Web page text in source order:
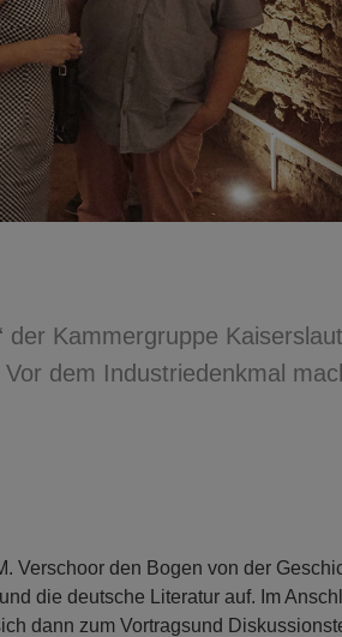
der Kammergruppe
dem Industriedenkmal
Verschoor den Bogen von der
die deutsche Literatur auf. Im
dann zum Vortragsund